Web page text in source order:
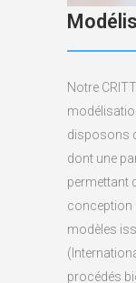
Notre
disposons
dont une
permettant
conception
modèles
procédés